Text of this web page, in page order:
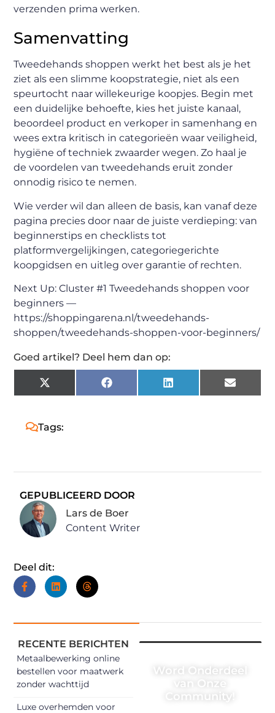
verzenden prima werken.
Samenvatting
Tweedehands shoppen werkt het best als je het
ziet als een slimme koopstrategie, niet als een
speurtocht naar willekeurige koopjes. Begin met
een duidelijke behoefte, kies het juiste kanaal,
beoordeel product en verkoper in samenhang en
wees extra kritisch in categorieën waar veiligheid,
hygiëne of techniek zwaarder wegen. Zo haal je
de voordelen van tweedehands eruit zonder
onnodig risico te nemen.
Wie verder wil dan alleen de basis, kan vanaf deze
pagina precies door naar de juiste verdieping: van
beginnerstips en checklists tot
platformvergelijkingen, categoriegerichte
koopgidsen en uitleg over garantie of rechten.
Next Up: Cluster #1 Tweedehands shoppen voor
beginners —
https://shoppingarena.nl/tweedehands-
shoppen/tweedehands-shoppen-voor-beginners/
Goed artikel? Deel hem dan op:
X
(Twitter)
Facebook LinkedIn Email
Tags:
GEPUBLICEERD DOOR
Lars de Boer
Content Writer
Deel dit:
RECENTE BERICHTEN
Metaalbewerking online
bestellen voor maatwerk
zonder wachttijd
Luxe overhemden voor
Word Onderdeel
van Onze
Community!